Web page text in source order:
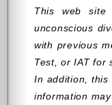
This web site
unconscious
with previous
Test, or IAT for
In addition, this
information